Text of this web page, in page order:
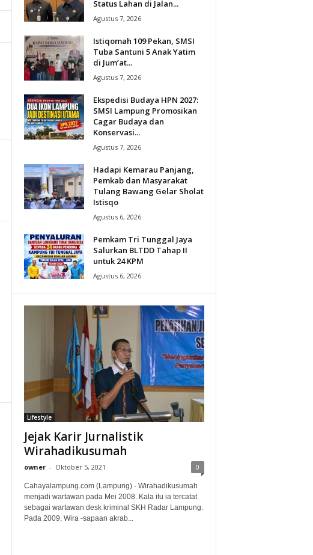
Status Lahan di Jalan...
Agustus 7, 2026
Istiqomah 109 Pekan, SMSI
Tuba Santuni 5 Anak Yatim
di Jum’at...
Agustus 7, 2026
Ekspedisi Budaya HPN 2027:
SMSI Lampung Promosikan
Cagar Budaya dan
Konservasi...
Agustus 7, 2026
Hadapi Kemarau Panjang,
Pemkab dan Masyarakat
Tulang Bawang Gelar Sholat
Istisqo
Agustus 6, 2026
Pemkam Tri Tunggal Jaya
Salurkan BLTDD Tahap II
untuk 24 KPM
Agustus 6, 2026
Lifestyle
Jejak Karir Jurnalistik
Wirahadikusumah
owner - Oktober 5, 2021 0
Cahayalampung.com (Lampung) - Wirahadikusumah
menjadi wartawan pada Mei 2008. Kala itu ia tercatat
sebagai wartawan desk kriminal SKH Radar Lampung.
Pada 2009, Wira -sapaan akrab...